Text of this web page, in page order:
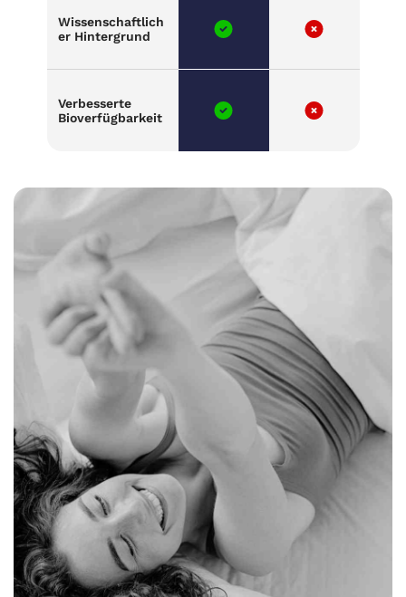
Wissenschaftlich
er Hintergrund
Verbesserte
Bioverfügbarkeit